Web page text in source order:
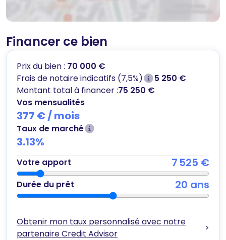
Financer ce bien
Prix du bien : 70 000 €
Frais de notaire indicatifs (7,5%)
5 250 €
Montant total à financer :75 250 €
Vos mensualités
377 € / mois
Taux de marché
3.13%
Votre apport 7 525 €
Durée du prêt 20 ans
Obtenir mon taux personnalisé avec notre
partenaire Credit Advisor
>